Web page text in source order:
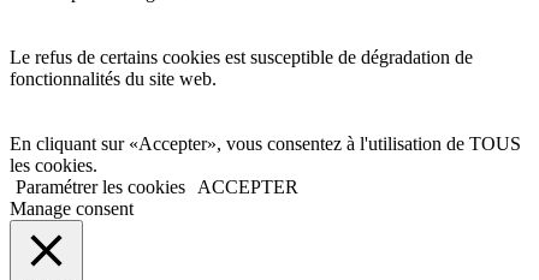
Le refus de certains cookies est susceptible de dégradation de
fonctionnalités du site web.
En cliquant sur «Accepter», vous consentez à l'utilisation de TOUS
les cookies.
Paramétrer les cookies
ACCEPTER
Manage consent